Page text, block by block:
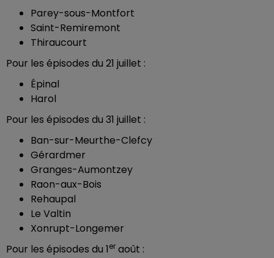
Parey-sous-Montfort
Saint-Remiremont
Thiraucourt
Pour les épisodes du 21 juillet :
Épinal
Harol
Pour les épisodes du 31 juillet :
Ban-sur-Meurthe-Clefcy
Gérardmer
Granges-Aumontzey
Raon-aux-Bois
Rehaupal
Le Valtin
Xonrupt-Longemer
Pour les épisodes du 1er août :